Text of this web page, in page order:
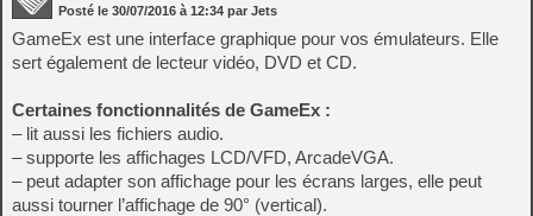
Posté le 30/07/2016 à 12:34 par Jets
GameEx est une interface graphique pour vos émulateurs. Elle
sert également de lecteur vidéo, DVD et CD.
Certaines fonctionnalités de GameEx :
– lit aussi les fichiers audio.
– supporte les affichages LCD/VFD, ArcadeVGA.
– peut adapter son affichage pour les écrans larges, elle peut
aussi tourner l’affichage de 90° (vertical).